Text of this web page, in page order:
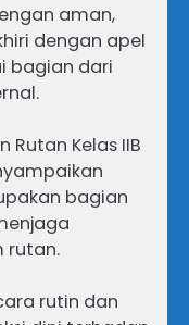
aman,
dengan apel
bagian dari
Rutan Kelas IIB
bagian
rutan.
rutin dan